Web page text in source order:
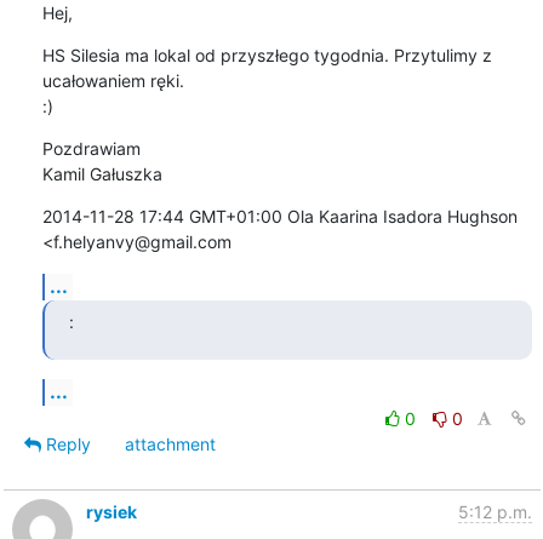
Hej,
HS Silesia ma lokal od przyszłego tygodnia. Przytulimy z
ucałowaniem ręki.
:)
Pozdrawiam
Kamil Gałuszka
2014-11-28 17:44 GMT+01:00 Ola Kaarina Isadora Hughson
<f.helyanvy@gmail.com
...
:
...
0
0
Reply
attachment
rysiek 5:12 p.m.